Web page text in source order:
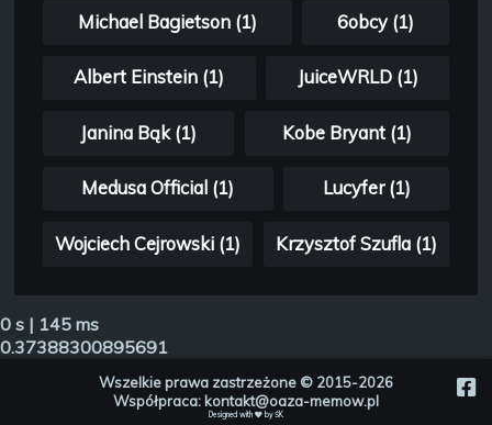
Michael Bagietson (1) 6obcy (1)
Albert Einstein (1) JuiceWRLD (1)
Janina Bąk (1) Kobe Bryant (1)
Medusa Official (1) Lucyfer (1)
Wojciech Cejrowski (1) Krzysztof Szufla (1)
0 s | 145 ms
0.37388300895691
Wszelkie prawa zastrzeżone © 2015-2026
Współpraca: kontakt@oaza-memow.pl
Designed with byŚK